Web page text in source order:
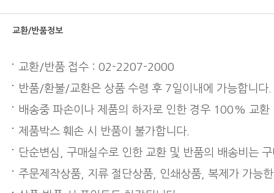
교환/반품정보
교환/반품 접수 : 02-2207-2000
반품/환불/교환은 상품 수령 후 7일이내에 가능합니다.
배송중 파손이나 제품의 하자로 인한 경우 100% 교환
제품박스 훼손 시 반품이 불가합니다.
단순변심, 구매실수로 인한 교환 및 반품의 배송비는
주문제작상품, 지류 절단상품, 인쇄상품, 복제가 가능